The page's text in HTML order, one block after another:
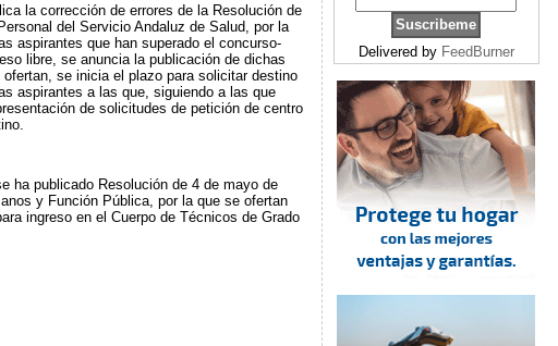
la corrección de errores de la Resolución de
del Servicio Andaluz de Salud, por la
aspirantes que han superado el concurso-
libre, se anuncia la publicación de dichas
se inicia el plazo para solicitar destino
aspirantes a las que, siguiendo a las que
de solicitudes de petición de centro
ha publicado Resolución de 4 de mayo de
y Función Pública, por la que se ofertan
ingreso en el Cuerpo de Técnicos de Grado
Delivered by FeedBurner